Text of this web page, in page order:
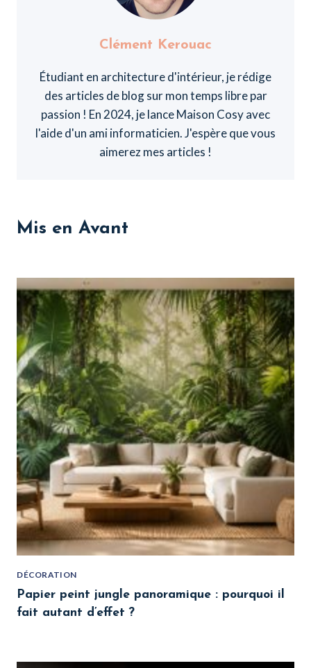
Clément Kerouac
Étudiant en architecture d'intérieur, je rédige
des articles de blog sur mon temps libre par
passion ! En 2024, je lance Maison Cosy avec
l'aide d'un ami informaticien. J'espère que vous
aimerez mes articles !
Mis en Avant
DÉCORATION
Papier peint jungle panoramique : pourquoi il
fait autant d’effet ?